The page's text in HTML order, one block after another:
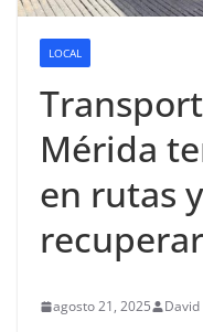
LOCAL
Mérida
en rutas
agosto 21, 2025 David